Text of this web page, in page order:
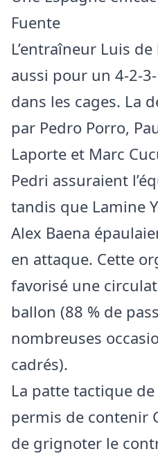
Fuente
L’entraîneur Luis
aussi pour un 4-2-
dans les cages. La
par Pedro Porro,
Laporte et Marc
Pedri assuraient
tandis que Lamine
Alex Baena
en attaque. Cette
favorisé une
ballon (88 % de
nombreuses
cadrés).
La patte tactique
permis de contenir
de grignoter le